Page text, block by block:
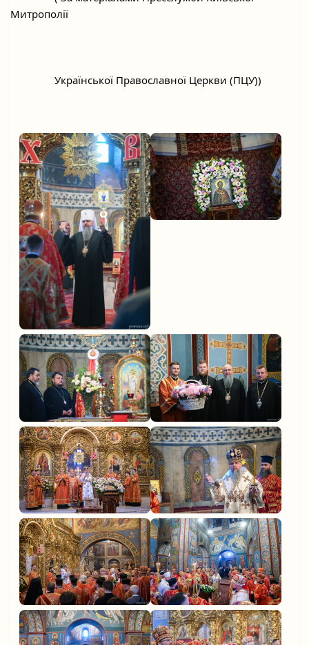
Митрополії
		Української Православної Церкви (ПЦУ))